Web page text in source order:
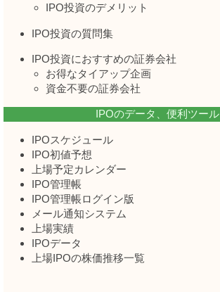
IPO投資のデメリット
IPO投資の質問集
IPO投資におすすめの証券会社
お得なタイアップ企画
資金不要の証券会社
IPOのデータ、便利ツール
IPOスケジュール
IPO初値予想
上場予定カレンダー
IPO管理帳
IPO管理帳ログイン版
メール通知システム
上場実績
IPOデータ
上場IPOの株価推移一覧